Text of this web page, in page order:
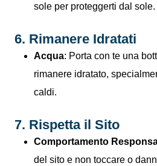
sole per proteggerti dal sole.
6. Rimanere Idratati
Acqua: Porta con te una
rimanere idratato,
caldi.
7. Rispetta il Sito
Comportamento
del sito e non toccare o